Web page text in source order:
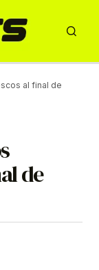
al final de
de